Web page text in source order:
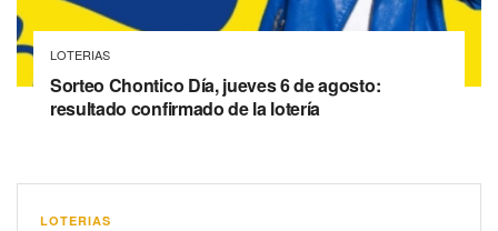
LOTERIAS
Sorteo Chontico Día, jueves 6 de agosto:
resultado confirmado de la lotería
LOTERIAS